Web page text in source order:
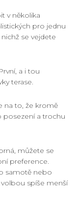
v několika
pro jednu
se vejdete
a i tou
terase.
na to, že kromě
posezení a trochu
můžete se
preference.
samotě nebo
spíše menší